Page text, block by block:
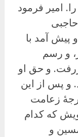
امیر فرمود
پیش آمد با
و رسم
و حق او
و پس از این
زعامت
که کدام
و